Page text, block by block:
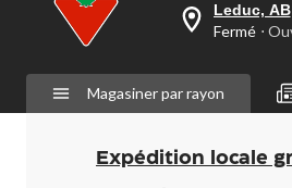
votre
est
Leduc,
AB,
Fermé,
Ouverture
Leduc, AB
Fermé
Magasiner par rayon
Expédition locale